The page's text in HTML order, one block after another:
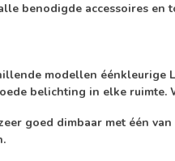
benodigde accessoires en
modellen éénkleurige
belichting in elke ruimte.
goed dimbaar met één